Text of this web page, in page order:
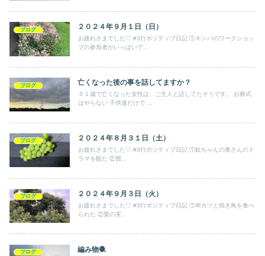
ブログ ２０２４年９月１日（日）
お疲れさまでした♡ #3行ポジティブ日記 ①キンパのワークショッ
プの参加者がいっぱいで...
ブログ 亡くなった後の事を話してますか？
５１歳で亡くなった女性は、ご主人と話してたそうです。 お葬式
はやらない 子供達だけで ...
ブログ ２０２４年８月３１日（土）
お疲れさまでした♡ #3行ポジティブ日記 ①欽ちゃんの奥さんのド
ラマを観た ②買...
ブログ ２０２４年９月３日（火）
お疲れさまでした♡ #3行ポジティブ日記 ①串カツと焼き鳥を食べ
られた ②栗の実...
ブログ 編み物🧶